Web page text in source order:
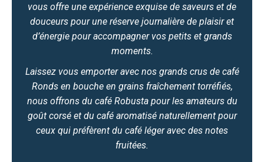
vous offre une expérience exquise de saveurs et de
douceurs pour une réserve journalière de plaisir et
d’énergie pour accompagner vos petits et grands
moments.
Laissez vous emporter avec nos grands crus de café
Ronds en bouche en grains fraîchement torréfiés,
nous offrons du café Robusta pour les amateurs du
goût corsé et du café aromatisé naturellement pour
ceux qui préfèrent du café léger avec des notes
fruitées.